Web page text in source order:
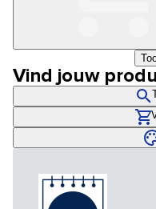
Vind jouw